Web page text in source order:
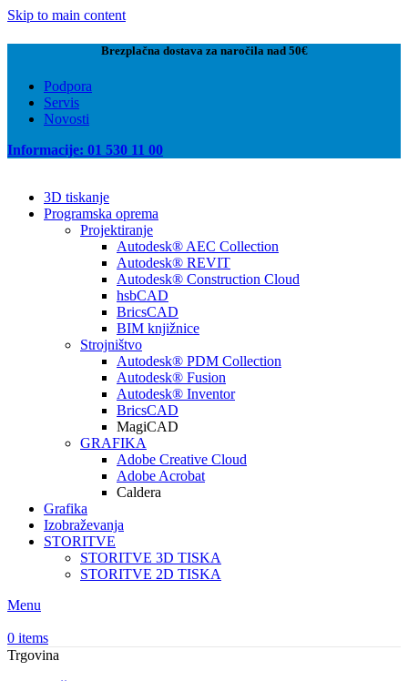
Skip to main content
Brezplačna dostava za naročila nad 50€
Podpora
Servis
Novosti
Informacije: 01 530 11 00
3D tiskanje
Programska oprema
Projektiranje
Autodesk® AEC Collection
Autodesk® REVIT
Autodesk® Construction Cloud
hsbCAD
BricsCAD
BIM knjižnice
Strojništvo
Autodesk® PDM Collection
Autodesk® Fusion
Autodesk® Inventor
BricsCAD
MagiCAD
GRAFIKA
Adobe Creative Cloud
Adobe Acrobat
Caldera
Grafika
Izobraževanja
STORITVE
STORITVE 3D TISKA
STORITVE 2D TISKA
Menu
0 items
Trgovina